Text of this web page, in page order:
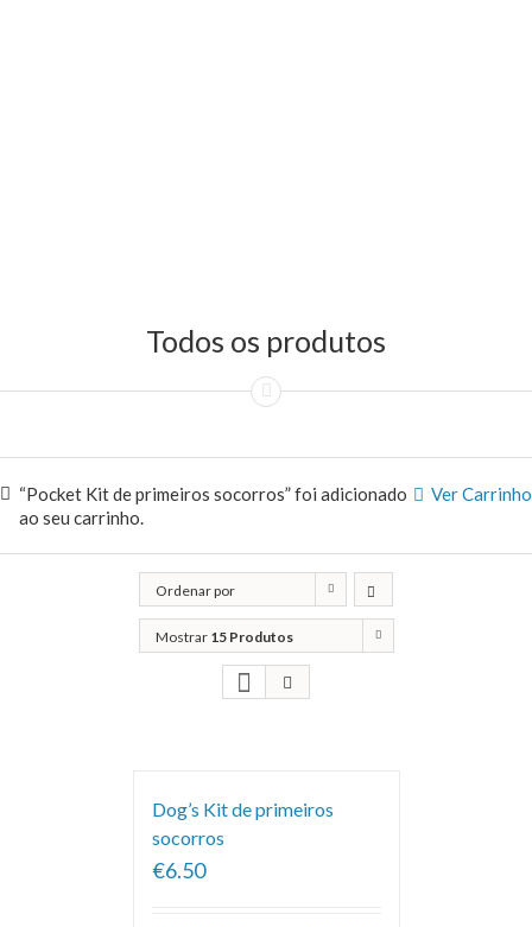
Todos os produtos
Ver Carrinho
“Pocket Kit de primeiros socorros” foi adicionado
ao seu carrinho.
Ordenar por
Classificação
Mostrar 15 Produtos
Dog’s Kit de primeiros
socorros
€6.50